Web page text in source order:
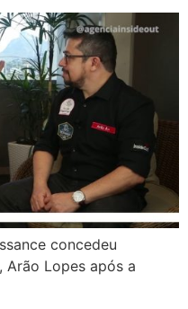
concedeu
Arão Lopes após a